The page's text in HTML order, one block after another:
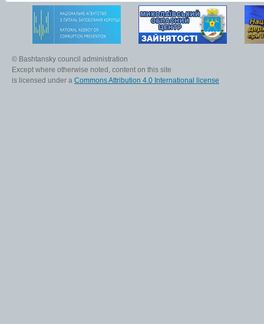
© Bashtansky council administration
Except where otherwise noted, content on this site
is licensed under a Commons Attribution 4.0 International license